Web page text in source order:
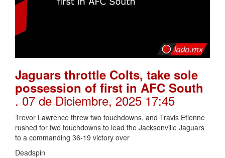
Jaguars throttle Colts, take sole
possession of first in AFC South
. 07 de Diciembre, 2025 17:45
Trevor Lawrence threw two touchdowns, and Travis Etienne
rushed for two touchdowns to lead the Jacksonville Jaguars
to a commanding 36-19 victory over
Deadspin